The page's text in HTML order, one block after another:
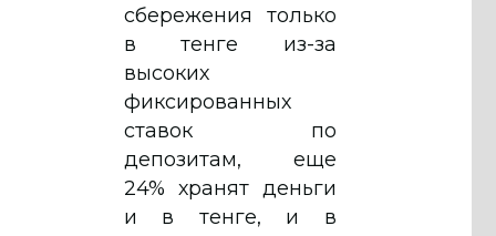
сбережения только
в тенге из-за
высоких
фиксированных
ставок по
депозитам, еще
24% хранят деньги
и в тенге, и в